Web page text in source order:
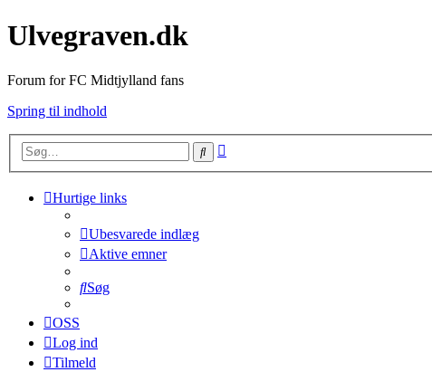
Ulvegraven.dk
Forum for FC Midtjylland fans
Spring til indhold
Søg
Hurtige links
Ubesvarede indlæg
Aktive emner
Søg
OSS
Log ind
Tilmeld